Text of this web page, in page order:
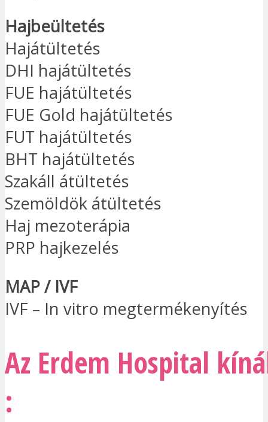
Hajbeültetés
Hajátültetés
DHI hajátültetés
FUE hajátültetés
FUE Gold hajátültetés
FUT hajátültetés
BHT hajátültetés
Szakáll átültetés
Szemöldök átültetés
Haj mezoterápia
PRP hajkezelés
MAP / IVF
IVF – In vitro megtermékenyítés
Az Erdem Hospital
: